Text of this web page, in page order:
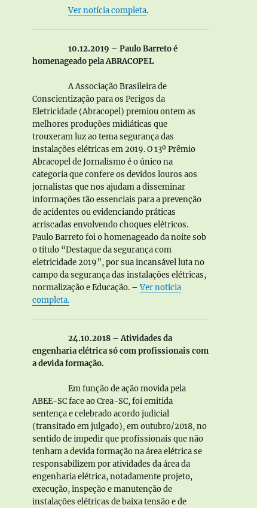
Ver notícia completa.
10.12.2019 – Paulo Barreto é
homenageado pela ABRACOPEL
A Associação Brasileira de
Conscientização para os Perigos da
Eletricidade (Abracopel) premiou ontem as
melhores produções midiáticas que
trouxeram luz ao tema segurança das
instalações elétricas em 2019. O 13º Prêmio
Abracopel de Jornalismo é o único na
categoria que confere os devidos louros aos
jornalistas que nos ajudam a disseminar
informações tão essenciais para a prevenção
de acidentes ou evidenciando práticas
arriscadas envolvendo choques elétricos.
Paulo Barreto foi o homenageado da noite sob
o título “Destaque da segurança com
eletricidade 2019”, por sua incansável luta no
campo da segurança das instalações elétricas,
normalização e Educação. –Ver notícia
completa.
24.10.2018 – Atividades da
engenharia elétrica só com profissionais com
a devida formação.
Em função de ação movida pela
ABEE-SC face ao Crea-SC, foi emitida
sentença e celebrado acordo judicial
(transitado em julgado), em outubro/2018, no
sentido de impedir que profissionais que não
tenham a devida formação na área elétrica se
responsabilizem por atividades da área da
engenharia elétrica, notadamente projeto,
execução, inspeção e manutenção de
instalações elétricas de baixa tensão e de